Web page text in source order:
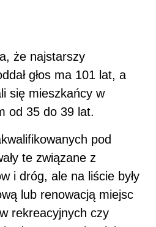
że najstarszy
głos ma 101 lat, a
się mieszkańcy w
od 35 do 39 lat.
pod
te związane z
i dróg, ale na liście były
lub renowacją miejsc
rekreacyjnych czy